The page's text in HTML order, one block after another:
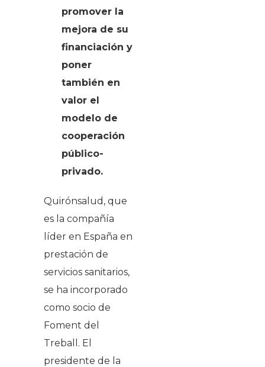
promover la
mejora de su
financiación y
poner
también en
valor el
modelo de
cooperación
público-
privado.
Quirónsalud, que
es la compañía
líder en España en
prestación de
servicios sanitarios,
se ha incorporado
como socio de
Foment del
Treball. El
presidente de la